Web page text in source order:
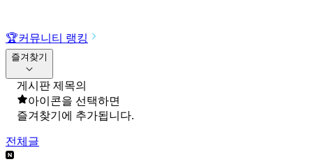
🏆커뮤니티 랭킹
즐겨찾기
게시판 제목의
아이콘을 선택하면
즐겨찾기에 추가됩니다.
전체글